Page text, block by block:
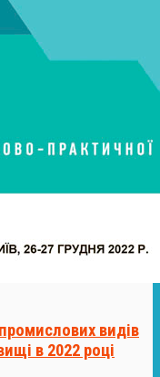
видів
в 2022 році